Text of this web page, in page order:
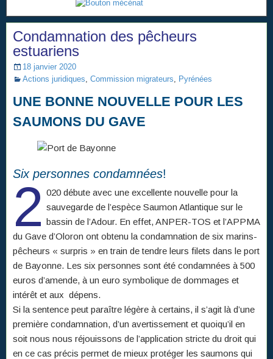
Condamnation des pêcheurs
estuariens
18 janvier 2020
Actions juridiques, Commission migrateurs, Pyrénées
UNE BONNE NOUVELLE POUR LES
SAUMONS DU GAVE
Six personnes condamnées!
2 020 débute avec une excellente nouvelle pour la
sauvegarde de l’espèce Saumon Atlantique sur le
bassin de l’Adour. En effet, ANPER-TOS et l’APPMA
du Gave d’Oloron ont obtenu la condamnation de six marins-
pêcheurs « surpris » en train de tendre leurs filets dans le port
de Bayonne. Les six personnes sont été condamnées à 500
euros d’amende, à un euro symbolique de dommages et
intérêt et aux dépens.
Si la sentence peut paraître légère à certains, il s’agit là d’une
première condamnation, d’un avertissement et quoiqu’il en
soit nous nous réjouissons de l’application stricte du droit qui
en ce cas précis permet de mieux protéger les saumons qui